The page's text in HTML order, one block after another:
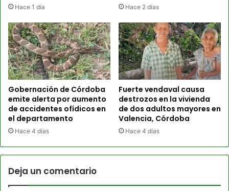
Hace 1 día Hace 2 días
Gobernación de Córdoba
emite alerta por aumento
de accidentes ofídicos en
el departamento
Hace 4 días
Fuerte vendaval causa
destrozos en la vivienda
de dos adultos mayores en
Valencia, Córdoba
Hace 4 días
Deja un comentario